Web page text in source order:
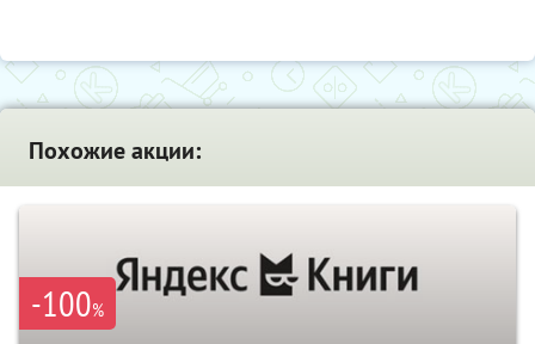
Похожие акции:
-100%